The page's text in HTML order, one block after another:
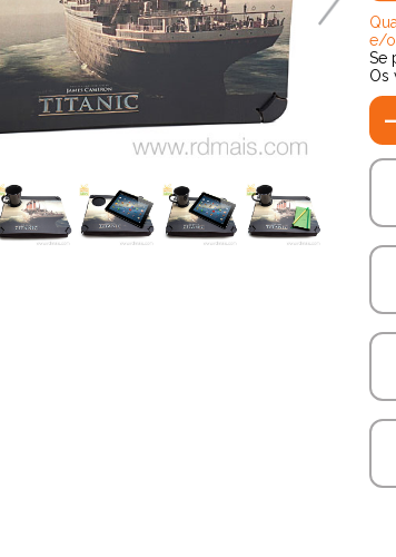
e/
Se
Os